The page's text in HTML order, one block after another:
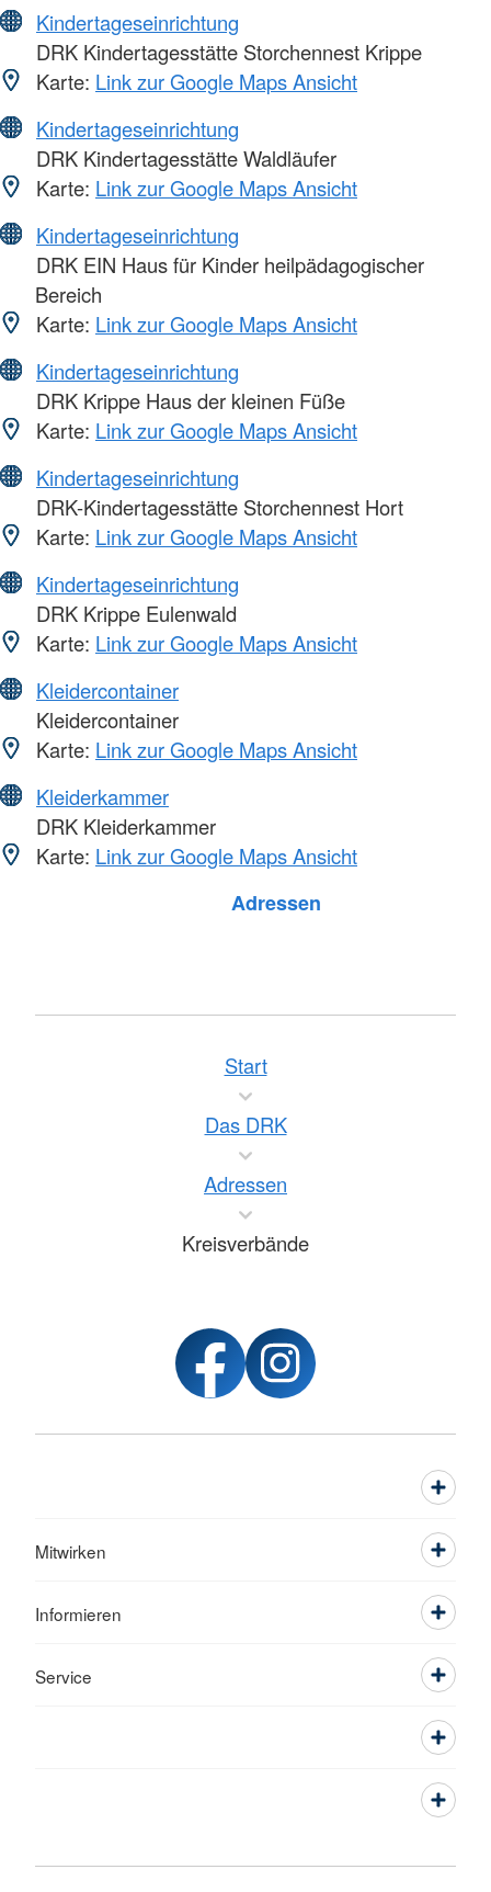
Kindertageseinrichtung
DRK Kindertagesstätte Storchennest Krippe
Karte: Link zur Google Maps Ansicht
Kindertageseinrichtung
DRK Kindertagesstätte Waldläufer
Karte: Link zur Google Maps Ansicht
Kindertageseinrichtung
DRK EIN Haus für Kinder heilpädagogischer
Bereich
Karte: Link zur Google Maps Ansicht
Kindertageseinrichtung
DRK Krippe Haus der kleinen Füße
Karte: Link zur Google Maps Ansicht
Kindertageseinrichtung
DRK-Kindertagesstätte Storchennest Hort
Karte: Link zur Google Maps Ansicht
Kindertageseinrichtung
DRK Krippe Eulenwald
Karte: Link zur Google Maps Ansicht
Kleidercontainer
Kleidercontainer
Karte: Link zur Google Maps Ansicht
Kleiderkammer
DRK Kleiderkammer
Karte: Link zur Google Maps Ansicht
Adressen
Start
Das DRK
Adressen
Kreisverbände
Mitwirken
Informieren
Service